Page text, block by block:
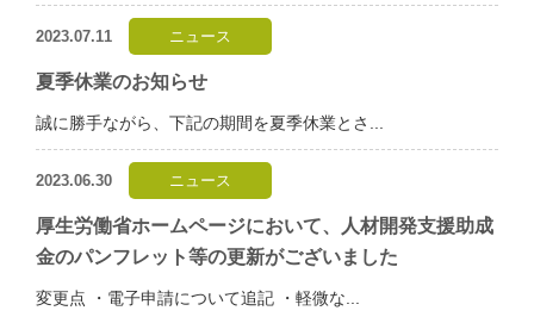
2023.07.11 ニュース
夏季休業のお知らせ
誠に勝手ながら、下記の期間を夏季休業とさ...
2023.06.30 ニュース
厚生労働省ホームページにおいて、人材開発支援助成
金のパンフレット等の更新がございました
変更点 ・電子申請について追記 ・軽微な...